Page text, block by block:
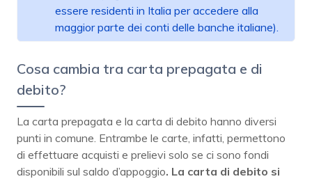
essere residenti in Italia per accedere alla
maggior parte dei conti delle banche italiane).
Cosa cambia tra carta prepagata e di
debito?
La carta prepagata e la carta di debito hanno diversi
punti in comune. Entrambe le carte, infatti, permettono
di effettuare acquisti e prelievi solo se ci sono fondi
disponibili sul saldo d’appoggio. La carta di debito si